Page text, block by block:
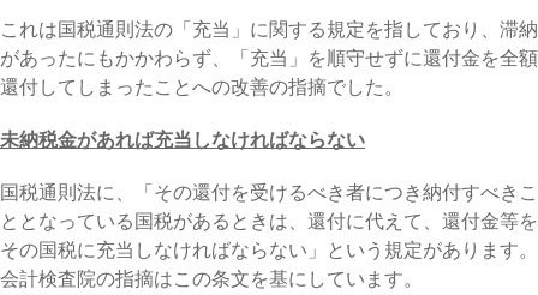
これは国税通則法の「充当」に関する規定を指しており、滞納
があったにもかかわらず、「充当」を順守せずに還付金を全額
還付してしまったことへの改善の指摘でした。
未納税金があれば充当しなければならない
国税通則法に、「その還付を受けるべき者につき納付すべきこ
ととなっている国税があるときは、還付に代えて、還付金等を
その国税に充当しなければならない」という規定があります。
会計検査院の指摘はこの条文を基にしています。